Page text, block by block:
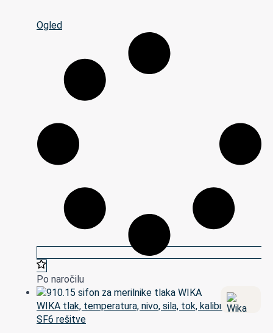
Ogled
Po naročilu
WIKA tlak, temperatura, nivo, sila, tok, kalibracija in
SF6 rešitve